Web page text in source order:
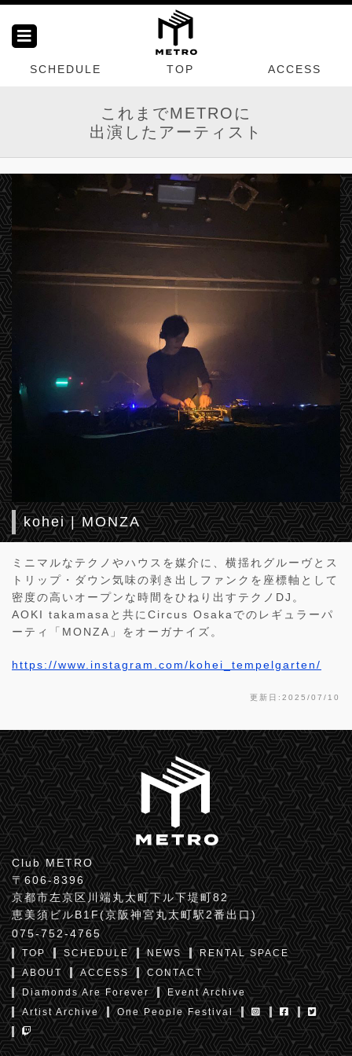
SCHEDULE TOP ACCESS
これまでMETROに
出演したアーティスト
kohei | MONZA
ミニマルなテクノやハウスを媒介に、横揺れグルーヴとス
トリップ・ダウン気味の剥き出しファンクを座標軸として
密度の高いオープンな時間をひねり出すテクノDJ。
AOKI takamasaと共にCircus Osakaでのレギュラーパ
ーティ「MONZA」をオーガナイズ。
https://www.instagram.com/kohei_tempelgarten/
更新日:2025/07/10
Club METRO
〒606-8396
京都市左京区川端丸太町下ル下堤町82
恵美須ビルB1F(京阪神宮丸太町駅2番出口)
075-752-4765
TOP SCHEDULE NEWS
RENTAL SPACE
ABOUT
ACCESS
CONTACT
Diamonds Are Forever
Event Archive
Artist Archive
One People Festival